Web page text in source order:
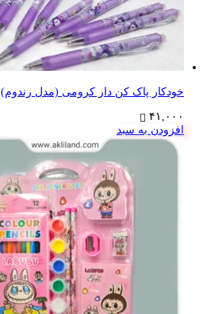
خودکار پاک کن دار کرومی (مدل رندوم)
۴۱,۰۰۰
افزودن به سبد